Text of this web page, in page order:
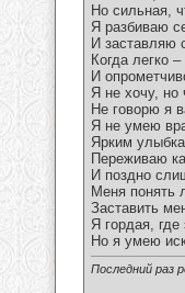
Но сильная,
Я разбиваю
И заставляю
Когда легко
И
Я не хочу, но
Не говорю я
Я не умею
Ярким
Переживаю
И поздно
Меня понять
Заставить
Я гордая,
Но я умею
Последний раз